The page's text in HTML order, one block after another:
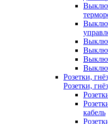
Розетки,
Розетки,
кабель